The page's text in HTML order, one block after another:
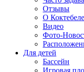
Отзывы
О Коктебеле
Видео
Фото-
Для детей
Бассейн
Игровая